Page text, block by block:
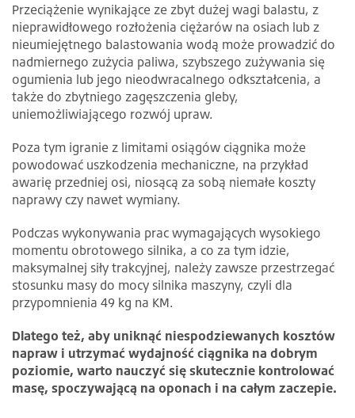
Przeciążenie wynikające ze zbyt dużej wagi balastu, z
nieprawidłowego rozłożenia ciężarów na osiach lub z
nieumiejętnego balastowania wodą może prowadzić do
nadmiernego zużycia paliwa, szybszego zużywania się
ogumienia lub jego nieodwracalnego odkształcenia, a
także do zbytniego zagęszczenia gleby,
uniemożliwiającego rozwój upraw.
Poza tym igranie z limitami osiągów ciągnika może
powodować uszkodzenia mechaniczne, na przykład
awarię przedniej osi, niosącą za sobą niemałe koszty
naprawy czy nawet wymiany.
Podczas wykonywania prac wymagających wysokiego
momentu obrotowego silnika, a co za tym idzie,
maksymalnej siły trakcyjnej, należy zawsze przestrzegać
stosunku masy do mocy silnika maszyny, czyli dla
przypomnienia 49 kg na KM.
Dlatego też, aby uniknąć niespodziewanych kosztów
napraw i utrzymać wydajność ciągnika na dobrym
poziomie, warto nauczyć się skutecznie kontrolować
masę, spoczywającą na oponach i na całym zaczepie.